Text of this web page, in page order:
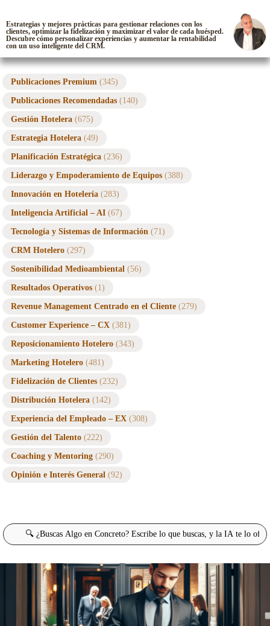
Estrategias y mejores prácticas para gestionar relaciones con los
clientes, optimizar la fidelización y maximizar el valor de cada huésped.
Descubre cómo personalizar experiencias y aumentar la rentabilidad
con un uso inteligente del CRM.
Publicaciones Premium (345)
Publicaciones Recomendadas (140)
Gestión Hotelera (675)
Estrategia Hotelera (49)
Planificación Estratégica (236)
Liderazgo y Empoderamiento de Equipos (388)
Innovación en Hotelería (283)
Inteligencia Artificial – AI (67)
Tecnología y Sistemas de Información (71)
CRM Hotelero (297)
Sostenibilidad Medioambiental (56)
Resultados Operativos (1)
Revenue Management Centrado en el Cliente (279)
Customer Experience – CX (381)
Reposicionamiento Hotelero (343)
Marketing Hotelero (481)
Fidelización de Clientes (232)
Distribución Hotelera (142)
Experiencia del Empleado – EX (308)
Gestión del Talento (222)
Coaching y Mentoring (290)
Opinión e Interés General (92)
Buscar: